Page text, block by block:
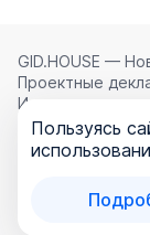
GID.HOUSE —
Проектные
Использование
соглашением ,
Политикой
ООО
Пользуясь